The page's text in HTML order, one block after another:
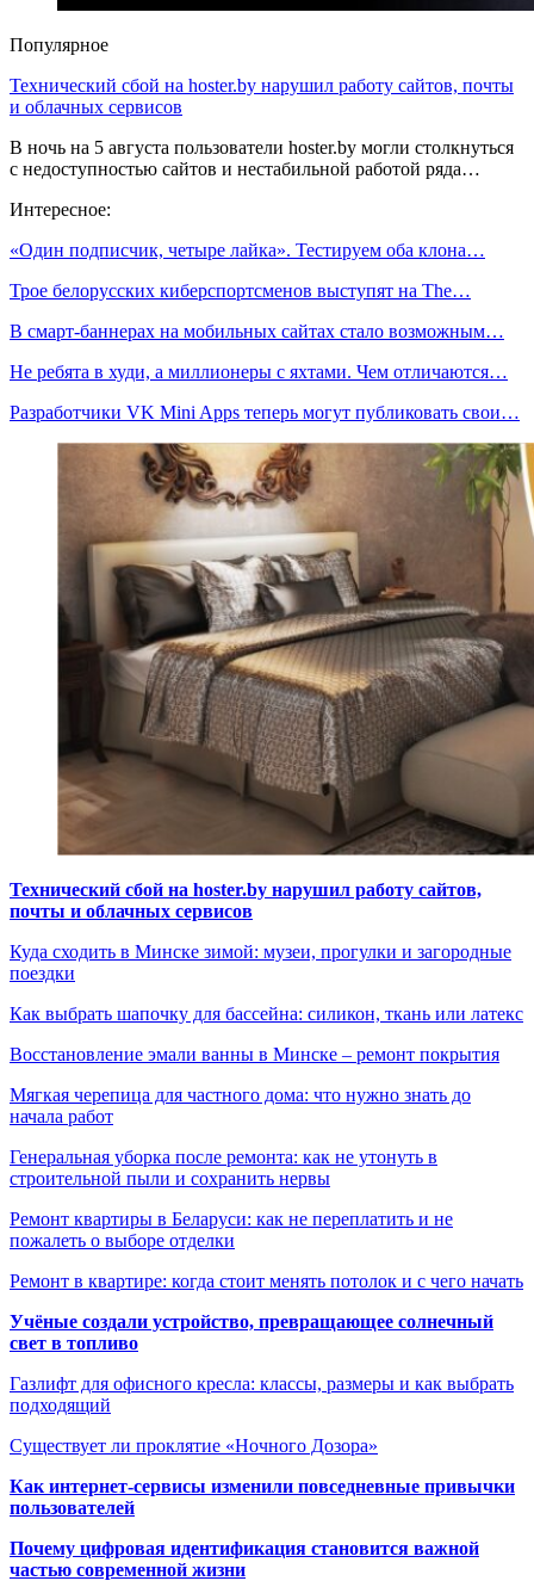
Популярное
Технический сбой на hoster.by нарушил работу сайтов, почты
и облачных сервисов
В ночь на 5 августа пользователи hoster.by могли столкнуться
с недоступностью сайтов и нестабильной работой ряда…
Интересное:
«Один подписчик, четыре лайка». Тестируем оба клона…
Трое белорусских киберспортсменов выступят на The…
В смарт-баннерах на мобильных сайтах стало возможным…
Не ребята в худи, а миллионеры с яхтами. Чем отличаются…
Разработчики VK Mini Apps теперь могут публиковать свои…
Технический сбой на hoster.by нарушил работу сайтов,
почты и облачных сервисов
Куда сходить в Минске зимой: музеи, прогулки и загородные
поездки
Как выбрать шапочку для бассейна: силикон, ткань или латекс
Восстановление эмали ванны в Минске – ремонт покрытия
Мягкая черепица для частного дома: что нужно знать до
начала работ
Генеральная уборка после ремонта: как не утонуть в
строительной пыли и сохранить нервы
Ремонт квартиры в Беларуси: как не переплатить и не
пожалеть о выборе отделки
Ремонт в квартире: когда стоит менять потолок и с чего начать
Учёные создали устройство, превращающее солнечный
свет в топливо
Газлифт для офисного кресла: классы, размеры и как выбрать
подходящий
Существует ли проклятие «Ночного Дозора»
Как интернет-сервисы изменили повседневные привычки
пользователей
Почему цифровая идентификация становится важной
частью современной жизни